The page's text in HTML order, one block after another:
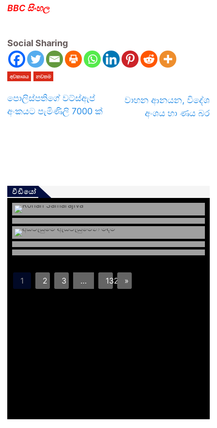
BBC සිංහල
Social Sharing
අවකාශය නවතම
පොලිස්පතිගේ වට්ස්ඇප්
අංකයට පැමිණිලි 7000 ක්
වාහන ආනයන, විදේශ
අංශය හා ණය බර
වීඩියෝ
1 2 3 … 132 »